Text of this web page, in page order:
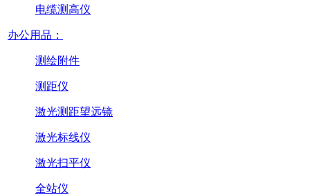
电缆测高仪
办公用品：
测绘附件
测距仪
激光测距望远镜
激光标线仪
激光扫平仪
全站仪